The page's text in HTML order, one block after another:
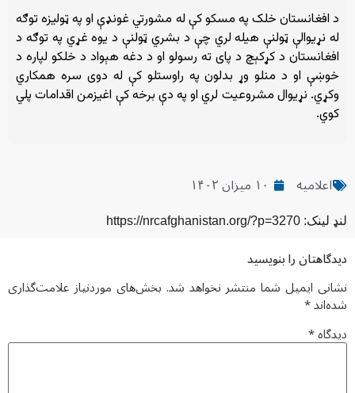
د افغانستان خلک په مسکو کې له مشورتي غونډې او په ټولیزه توګه
له نړیوالې ټولنې هیله لري چې د بشري ټولنې د یوه غړي په توګه د
افغانستان د کړکېچ د پای ته رسولو او د دغه هېواد د خلکو لپاره د
خوښې او د منلو وړ بدلون په راوستلو کې له دوی سره همکاري
وکړي. نړیوال مشروعیت لري او په دې برخه کې اغیزمن اقدامات پلي
کوي.
اعلامیه ۱۰ میزان ۱۴۰۲
لنډ لینک: https://nrcafghanistan.org/?p=3270
دیدگاهتان را بنویسید
نشانی ایمیل شما منتشر نخواهد شد. بخش‌های موردنیاز علامت‌گذاری
شده‌اند*
دیدگاه*